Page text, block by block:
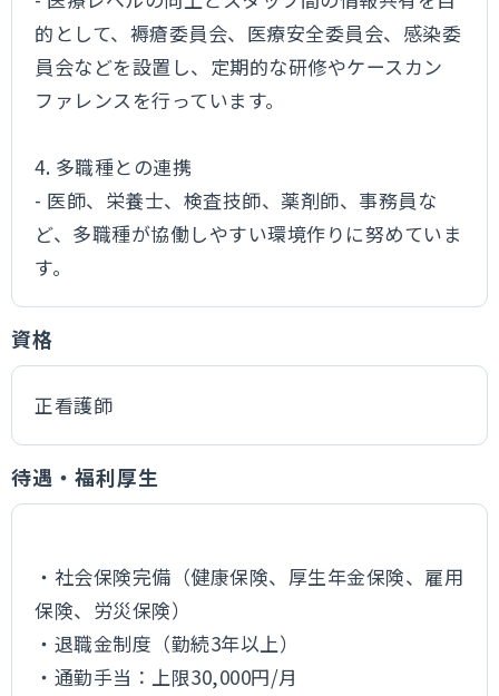
的として、褥瘡委員会、医療安全委員会、感染委
員会などを設置し、定期的な研修やケースカン
ファレンスを行っています。
4. 多職種との連携
- 医師、栄養士、検査技師、薬剤師、事務員な
ど、多職種が協働しやすい環境作りに努めていま
す。
資格
正看護師
待遇・福利厚生
・社会保険完備（健康保険、厚生年金保険、雇用
保険、労災保険）
・退職金制度（勤続3年以上）
・通勤手当：上限30,000円/月